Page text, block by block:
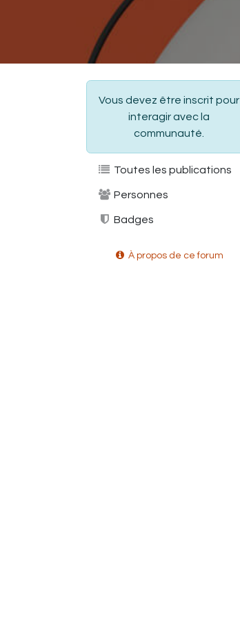
Vous devez être inscrit pour
interagir avec la
communauté.
Toutes les publications
Personnes
Badges
À propos de ce forum